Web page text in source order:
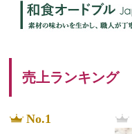
売上ランキング
No.1